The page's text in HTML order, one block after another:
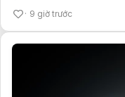
9 giờ trước